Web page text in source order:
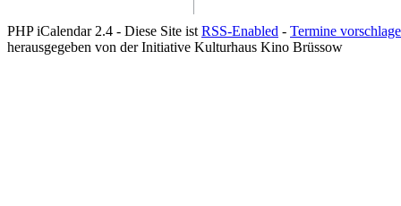
PHP iCalendar 2.4 - Diese Site ist RSS-Enabled - Termine
herausgegeben von der Initiative Kulturhaus Kino Brüssow